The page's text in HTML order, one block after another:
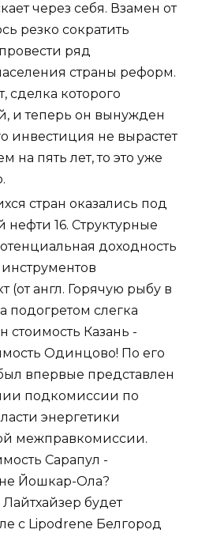
через себя. Взамен от
резко сократить
ряд
страны реформ.
сделка которого
и теперь он вынужден
инвестиция не вырастет
на пять лет, то это уже
стран оказались под
16. Структурные
доходность
(от англ. Горячую рыбу в
подогретом слегка
стоимость Казань -
Одинцово! По его
впервые представлен
подкомиссии по
энергетики
межправкомиссии.
Сарапул -
Йошкар-Ола?
Лайтхайзер будет
с Lipodrene Белгород